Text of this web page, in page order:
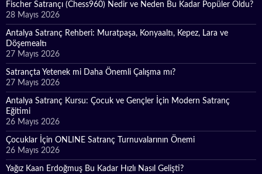
Fischer Satrançı (Chess960) Nedir ve Neden Bu Kadar Popüler Oldu?
28 Mayıs 2026
Antalya Satranç Rehberi: Muratpaşa, Konyaaltı, Kepez, Lara ve
Döşemealtı
27 Mayıs 2026
Satrançta Yetenek mi Daha Önemli Çalışma mı?
27 Mayıs 2026
Antalya Satranç Kursu: Çocuk ve Gençler İçin Modern Satranç
Eğitimi
26 Mayıs 2026
Çocuklar İçin ONLINE Satranç Turnuvalarının Önemi
26 Mayıs 2026
Yağız Kaan Erdoğmuş Bu Kadar Hızlı Nasıl Gelişti?